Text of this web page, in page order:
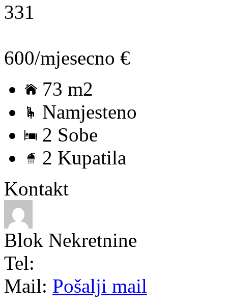
331
600/mjesecno €
73 m2
Namjesteno
2 Sobe
2 Kupatila
Kontakt
Blok Nekretnine
Tel:
Mail: Pošalji mail